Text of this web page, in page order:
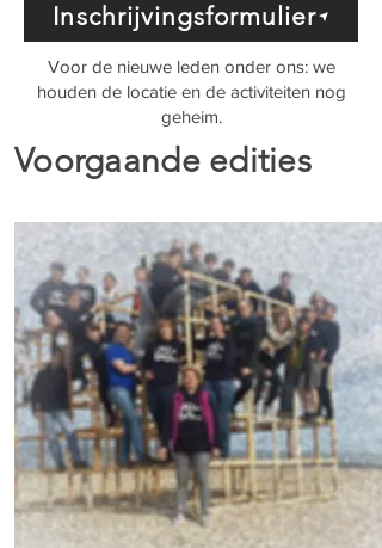
Inschrijvingsformulier
Voor de nieuwe leden onder ons: we
houden de locatie en de activiteiten nog
geheim.
Voorgaande edities